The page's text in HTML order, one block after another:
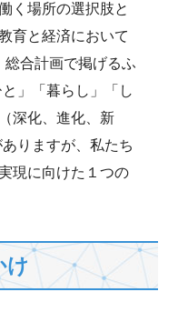
く場所の選択肢と
育と経済において
合計画で掲げるふ
」「暮らし」「し
深化、進化、新
りますが、私たち
現に向けた１つの
け